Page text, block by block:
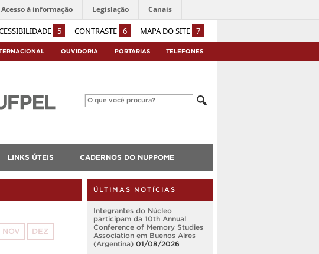
5 CONTRASTE 6 MAPA DO SITE 7
Acesso à informação Legislação Canais
OUVIDORIA PORTARIAS TELEFONES
LINKS ÚTEIS CADERNOS DO NUPPOME
NOV DEZ
ÚLTIMAS NOTÍCIAS
Integrantes do Núcleo
participam da 10th Annual
Conference of Memory Studies
Association em Buenos Aires
(Argentina) 01/08/2026